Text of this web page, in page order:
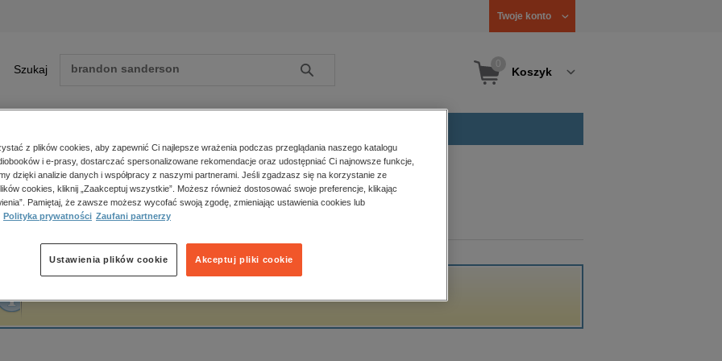
Twoje konto
Szukaj Szukaj Koszyk
Zobacz wszystkie E-prasa
polityka, społeczno-informacyjne
psychologiczne
popularno-naukowe
historia
główna Jeremy Clarkson
Clarkson
z plików cookies, aby zapewnić Ci najlepsze wrażenia podczas przeglądania naszego katalogu
i e-prasy, dostarczać spersonalizowane rekomendacje oraz udostępniać Ci najnowsze funkcje,
dzięki analizie danych i współpracy z naszymi partnerami. Jeśli zgadzasz się na korzystanie ze
cookies, kliknij „Zaakceptuj wszystkie”. Możesz również dostosować swoje preferencje, klikając
Pamiętaj, że zawsze możesz wycofać swoją zgodę, zmieniając ustawienia cookies lub
Polityka prywatności Zaufani partnerzy
Akceptuj pliki cookie
Ustawienia plików cookie